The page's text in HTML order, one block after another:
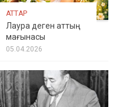
АТТАР
Лаура деген аттың
мағынасы
05.04.2026